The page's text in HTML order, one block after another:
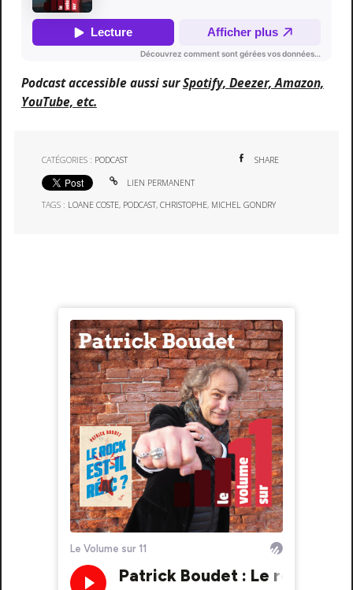
Podcast accessible aussi surSpotify, Deezer, Amazon,
YouTube, etc.
CATÉGORIES : PODCAST SHARE
LIEN PERMANENT
TAGS : LOANE COSTE, PODCAST,CHRISTOPHE, MICHEL GONDRY